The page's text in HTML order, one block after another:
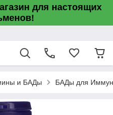
для настоящих
и БАДы БАДы для